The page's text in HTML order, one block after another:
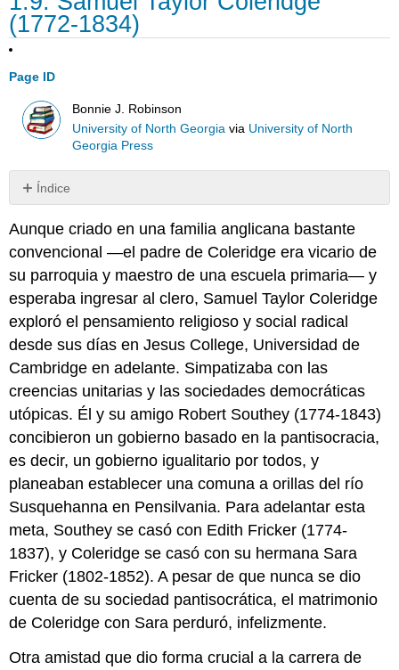
(1772-1834)
Page ID
Bonnie J. Robinson
University of North Georgia via University of North
Georgia Press
Índice
“El
Arpa
“Escarcha
a
Medianoche”
1.9.3:
“Kubla
Khan;
o
Una
en
un
sueño”
1.9.4:
abatimiento:
una
oda”
Notas
La
Aunque criado en una familia anglicana bastante
convencional —el padre de Coleridge era vicario de
su parroquia y maestro de una escuela primaria— y
esperaba ingresar al clero, Samuel Taylor Coleridge
exploró el pensamiento religioso y social radical
desde sus días en Jesus College, Universidad de
Cambridge en adelante. Simpatizaba con las
creencias unitarias y las sociedades democráticas
utópicas. Él y su amigo Robert Southey (1774-1843)
concibieron un gobierno basado en la pantisocracia,
es decir, un gobierno igualitario por todos, y
planeaban establecer una comuna a orillas del río
Susquehanna en Pensilvania. Para adelantar esta
meta, Southey se casó con Edith Fricker (1774-
1837), y Coleridge se casó con su hermana Sara
Fricker (1802-1852). A pesar de que nunca se dio
cuenta de su sociedad pantisocrática, el matrimonio
de Coleridge con Sara perduró, infelizmente.
Otra amistad que dio forma crucial a la carrera de